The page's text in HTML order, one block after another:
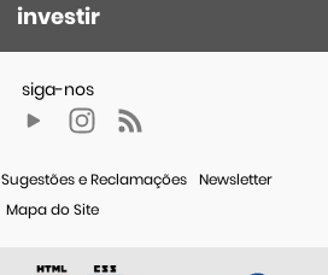
investir
Sugestões e Reclamações
Newsletter
Mapa do Site